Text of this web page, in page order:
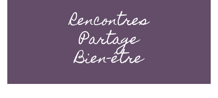
Rencontres
Partage
Bien-être